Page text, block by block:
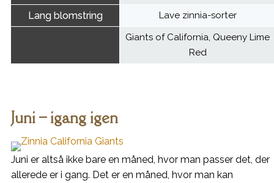
Lang blomstring
Lave zinnia-sorter
Giants of California, Queeny Lime
Red
Juni – igang igen
Juni er altså ikke bare en måned, hvor man passer det, der
allerede er i gang. Det er en måned, hvor man kan